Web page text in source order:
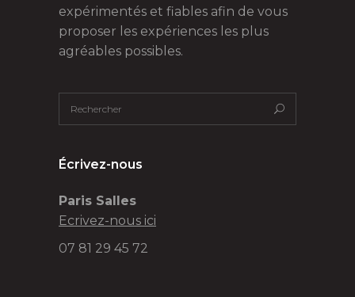
expérimentés et fiables afin de vous
proposer les expériences les plus
agréables possibles.
Écrivez-nous
Paris Salles
Ecrivez-nous ici
07 81 29 45 72